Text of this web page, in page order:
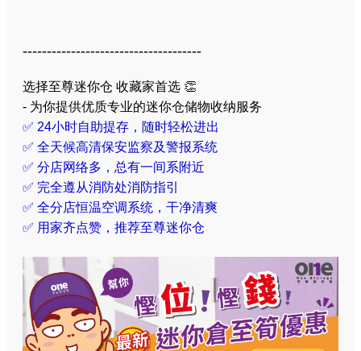
-------------------------------------
选择至尊迷你仓 收藏家首选 👏
- 为你提供优质专业的迷你仓储物收纳服务
✅ 24小时自助提存，随时轻松进出
✅ 全天候高清保安监察及警报系统
✅ 分店网络多，总有一间系附近
✅ 完全遵从消防处消防指引
✅ 全分店恒温空调系统，干净清爽
✅ 用家齐点赞，推荐至尊迷你仓